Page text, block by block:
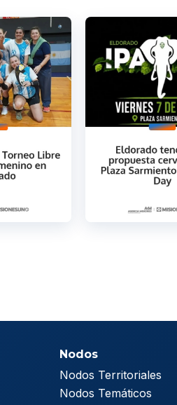
Nodos
Nodos Territoriales
Nodos Temáticos